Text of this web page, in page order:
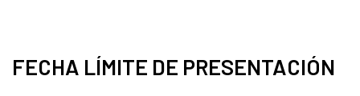
FECHA LÍMITE DE PRESENTACIÓN